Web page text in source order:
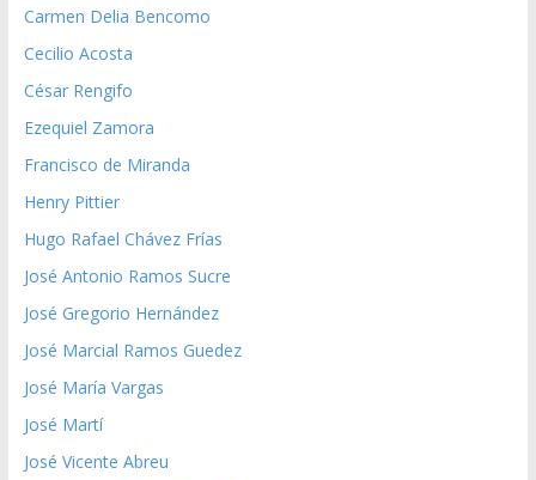
Carmen Delia Bencomo
Cecilio Acosta
César Rengifo
Ezequiel Zamora
Francisco de Miranda
Henry Pittier
Hugo Rafael Chávez Frías
José Antonio Ramos Sucre
José Gregorio Hernández
José Marcial Ramos Guedez
José María Vargas
José Martí
José Vicente Abreu